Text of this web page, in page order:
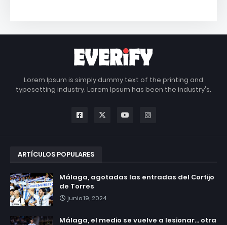
Lorem Ipsum is simply dummy text of the printing and
typesetting industry. Lorem Ipsum has been the industry's.
ARTÍCULOS POPULARES
Málaga, agotadas las entradas del Cortijo
de Torres
junio 19, 2024
Málaga, el medio se vuelve a lesionar... otra